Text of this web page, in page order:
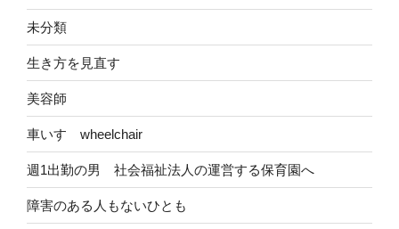
未分類
生き方を見直す
美容師
車いす wheelchair
週1出勤の男 社会福祉法人の運営する保育園へ
障害のある人もないひとも